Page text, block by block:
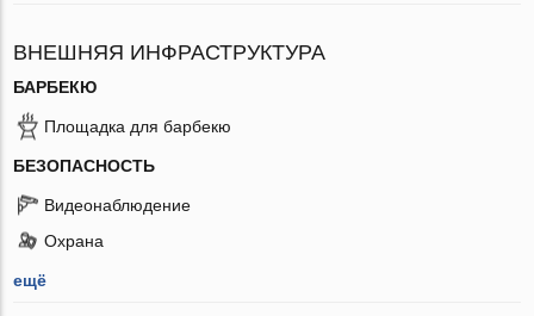
ВНЕШНЯЯ ИНФРАСТРУКТУРА
БАРБЕКЮ
Площадка для барбекю
БЕЗОПАСНОСТЬ
Видеонаблюдение
Охрана
ещё